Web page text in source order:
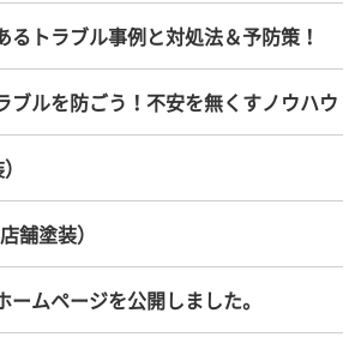
るトラブル事例と対処法＆予防策！
ブルを防ごう！不安を無くすノウハウ
舗塗装）
ームページを公開しました。